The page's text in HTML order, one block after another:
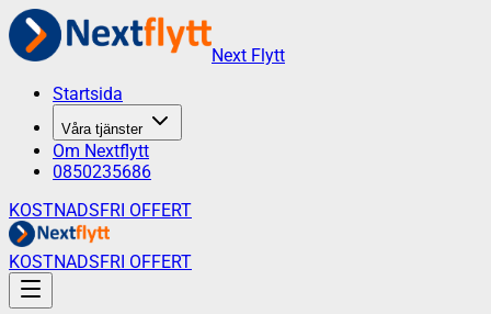
Next Flytt
Startsida
Våra tjänster
Om Nextflytt
0850235686
KOSTNADSFRI OFFERT
KOSTNADSFRI OFFERT